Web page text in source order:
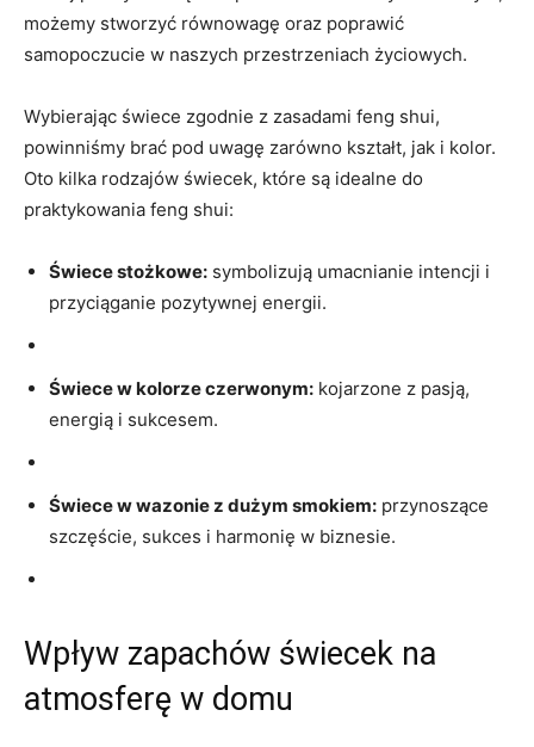
możemy stworzyć równowagę⁢ oraz‌ poprawić
samopoczucie w naszych‍ przestrzeniach ‍życiowych.
Wybierając świece zgodnie ‍z ‌zasadami ⁣feng⁣ shui,
powinniśmy‌ brać pod uwagę zarówno kształt, jak i kolor.
⁣Oto kilka rodzajów świecek, które są idealne ⁢do
praktykowania feng‍ shui:
Świece stożkowe: symbolizują umacnianie intencji i⁤
przyciąganie pozytywnej​ energii.
Świece w kolorze czerwonym: kojarzone⁣ z pasją,
⁣energią i sukcesem.
Świece w wazonie z dużym smokiem: ​przynoszące
szczęście, sukces‍ i harmonię w biznesie.
Wpływ zapachów świecek‍ na​
atmosferę w​ domu